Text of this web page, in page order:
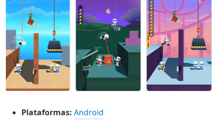
Plataformas: Android